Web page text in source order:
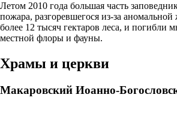
Летом 2010 года большая часть
пожара, разгоревшегося из-за
более 12 тысяч гектаров леса, и погибли
местной флоры и фауны.
Храмы и церкви
Макаровский Иоанно-